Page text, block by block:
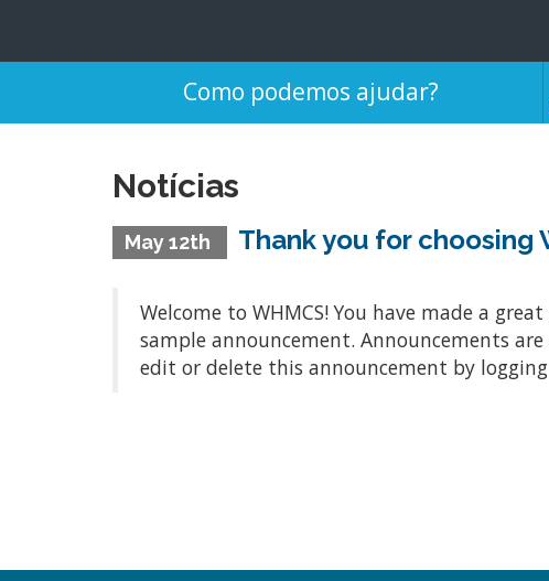
Como podemos ajudar?
Notícias
May 12th Thank you for choosing
Welcome to WHMCS! You have made a
sample announcement. Announcements
edit or delete this announcement by